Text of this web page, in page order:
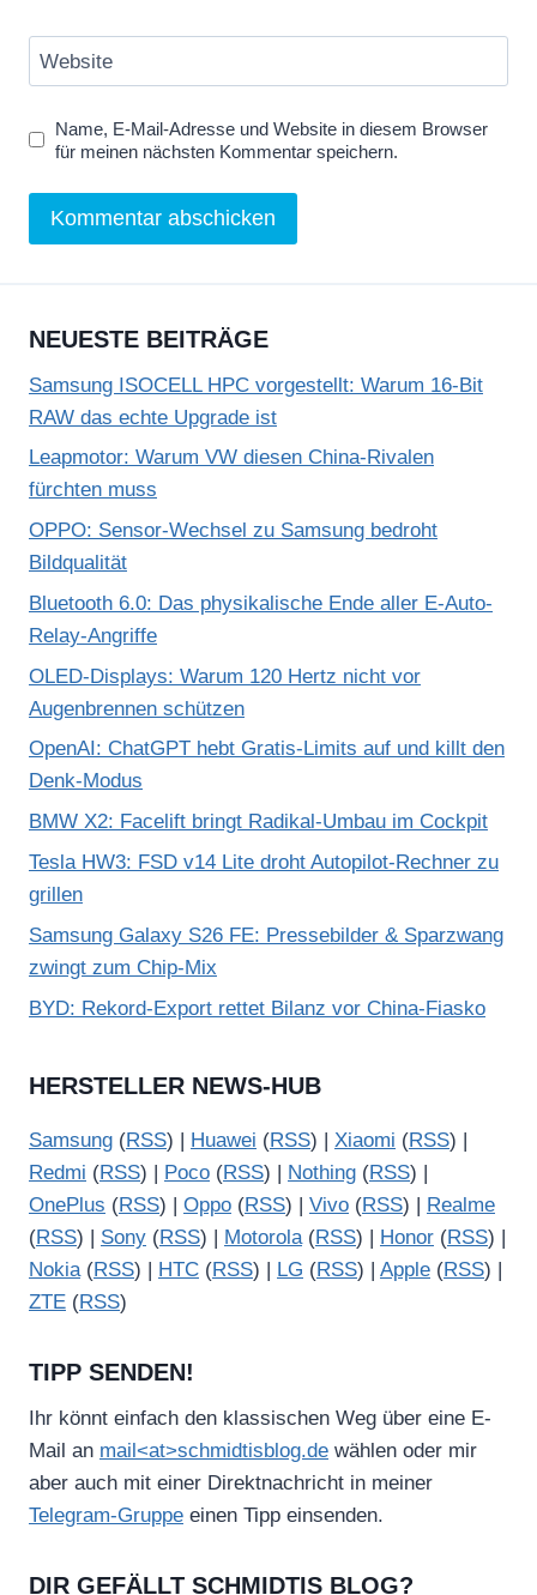
Website
Name, E-Mail-Adresse und Website in diesem Browser
für meinen nächsten Kommentar speichern.
NEUESTE BEITRÄGE
Samsung ISOCELL HPC vorgestellt: Warum 16-Bit
RAW das echte Upgrade ist
Leapmotor: Warum VW diesen China-Rivalen
fürchten muss
OPPO: Sensor-Wechsel zu Samsung bedroht
Bildqualität
Bluetooth 6.0: Das physikalische Ende aller E-Auto-
Relay-Angriffe
OLED-Displays: Warum 120 Hertz nicht vor
Augenbrennen schützen
OpenAI: ChatGPT hebt Gratis-Limits auf und killt den
Denk-Modus
BMW X2: Facelift bringt Radikal-Umbau im Cockpit
Tesla HW3: FSD v14 Lite droht Autopilot-Rechner zu
grillen
Samsung Galaxy S26 FE: Pressebilder & Sparzwang
zwingt zum Chip-Mix
BYD: Rekord-Export rettet Bilanz vor China-Fiasko
HERSTELLER NEWS-HUB
Samsung (RSS) | Huawei (RSS) | Xiaomi (RSS) |
Redmi (RSS) | Poco (RSS) | Nothing (RSS) |
OnePlus (RSS) | Oppo (RSS) | Vivo (RSS) |
Realme
(RSS) | Sony (RSS) | Motorola(RSS) | Honor (RSS) |
Nokia(RSS) | HTC (RSS) | LG (RSS) | Apple (RSS) |
ZTE (RSS)
TIPP SENDEN!
Ihr könnt einfach den klassischen Weg über eine E-
Mail an mail<at>schmidtisblog.de wählen oder mir
aber auch mit einer Direktnachricht in meiner
Telegram-Gruppe einen Tipp einsenden.
DIR GEFÄLLT SCHMIDTIS BLOG?